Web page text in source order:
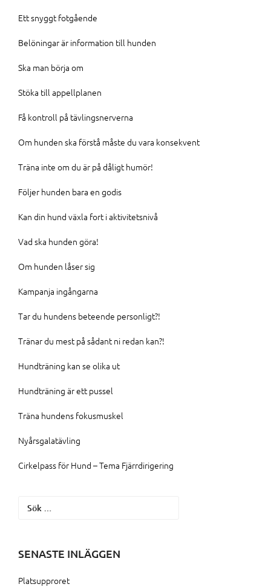
Ett snyggt fotgående
Belöningar är information till hunden
Ska man börja om
Stöka till appellplanen
Få kontroll på tävlingsnerverna
Om hunden ska förstå måste du vara konsekvent
Träna inte om du är på dåligt humör!
Följer hunden bara en godis
Kan din hund växla fort i aktivitetsnivå
Vad ska hunden göra!
Om hunden låser sig
Kampanja ingångarna
Tar du hundens beteende personligt?!
Tränar du mest på sådant ni redan kan?!
Hundträning kan se olika ut
Hundträning är ett pussel
Träna hundens fokusmuskel
Nyårsgalatävling
Cirkelpass för Hund – Tema Fjärrdirigering
Sök
SENASTE INLÄGGEN
Platsupproret